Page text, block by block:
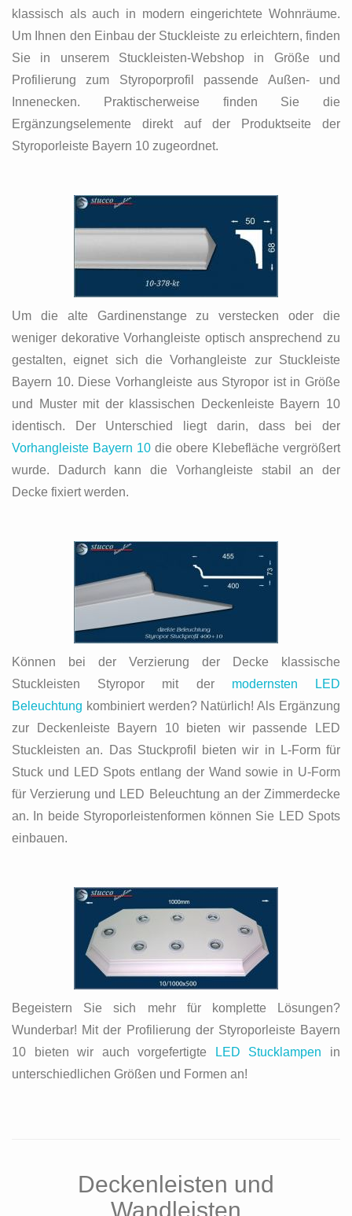
klassisch als auch in modern eingerichtete Wohnräume.
Um Ihnen den Einbau der Stuckleiste zu erleichtern, finden
Sie in unserem Stuckleisten-Webshop in Größe und
Profilierung zum Styroporprofil passende Außen- und
Innenecken. Praktischerweise finden Sie die
Ergänzungselemente direkt auf der Produktseite der
Styroporleiste Bayern 10 zugeordnet.
Um die alte Gardinenstange zu verstecken oder die
weniger dekorative Vorhangleiste optisch ansprechend zu
gestalten, eignet sich die Vorhangleiste zur Stuckleiste
Bayern 10. Diese Vorhangleiste aus Styropor ist in Größe
und Muster mit der klassischen Deckenleiste Bayern 10
identisch. Der Unterschied liegt darin, dass bei der
Vorhangleiste Bayern 10 die obere Klebefläche vergrößert
wurde. Dadurch kann die Vorhangleiste stabil an der
Decke fixiert werden.
Können bei der Verzierung der Decke klassische
Stuckleisten Styropor mit der modernsten LED
Beleuchtung kombiniert werden? Natürlich! Als Ergänzung
zur Deckenleiste Bayern 10 bieten wir passende LED
Stuckleisten an. Das Stuckprofil bieten wir in L-Form für
Stuck und LED Spots entlang der Wand sowie in U-Form
für Verzierung und LED Beleuchtung an der Zimmerdecke
an. In beide Styroporleistenformen können Sie LED Spots
einbauen.
Begeistern Sie sich mehr für komplette Lösungen?
Wunderbar! Mit der Profilierung der Styroporleiste Bayern
10 bieten wir auch vorgefertigte
LED Stucklampen in
unterschiedlichen Größen und Formen an!
Deckenleisten und
Wandleisten